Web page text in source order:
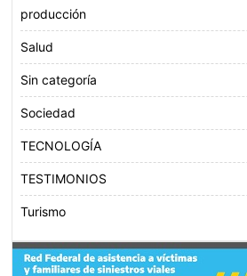
producción
Salud
Sin categoría
Sociedad
TECNOLOGÍA
TESTIMONIOS
Turismo